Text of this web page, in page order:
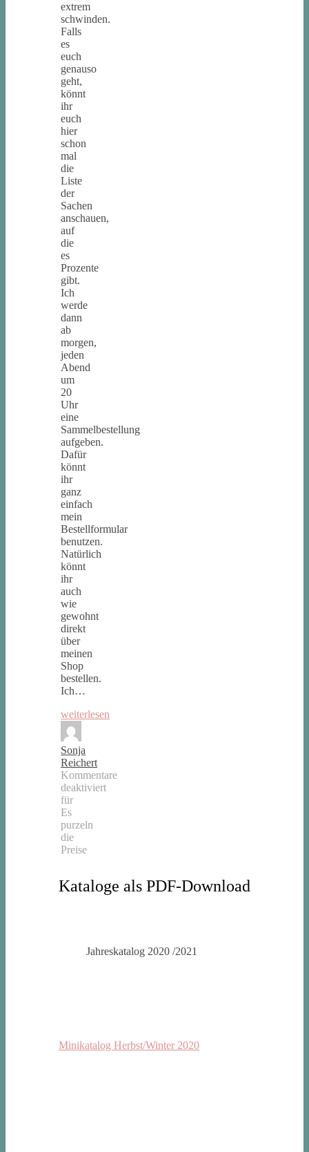
extrem
schwinden.
Falls
es
euch
genauso
geht,
könnt
ihr
euch
hier
schon
mal
die
Liste
der
Sachen
anschauen,
auf
die
es
Prozente
gibt.
Ich
werde
dann
ab
morgen,
jeden
Abend
um
20
Uhr
eine
Sammelbestellung
aufgeben.
Dafür
könnt
ihr
ganz
einfach
mein
Bestellformular
benutzen.
Natürlich
könnt
ihr
auch
wie
gewohnt
direkt
über
meinen
Shop
bestellen.
Ich…
weiterlesen
Sonja
Reichert
Kommentare
deaktiviert
für
Es
purzeln
die
Preise
Kataloge als PDF-Download
Jahreskatalog 2020 /2021
Minikatalog Herbst/Winter 2020